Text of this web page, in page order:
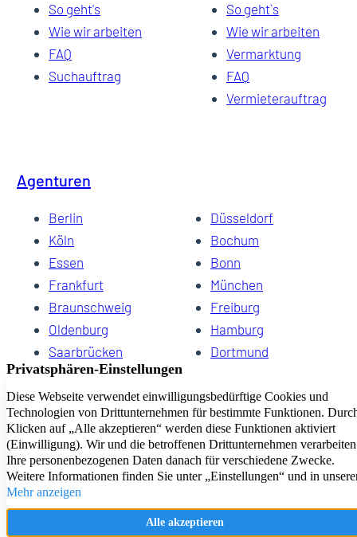
So geht's
Wie wir arbeiten
FAQ
Suchauftrag
So geht`s
Wie wir arbeiten
Vermarktung
FAQ
Vermieterauftrag
Agenturen
Berlin
Düsseldorf
Köln
Bochum
Essen
Bonn
Frankfurt
München
Braunschweig
Freiburg
Oldenburg
Hamburg
Saarbrücken
Dortmund
Hannover
Dresden
Kiel
Wuppertal
Bremen
HomeCompany eG Ihre Agenturen für Wohnen auf Zeit